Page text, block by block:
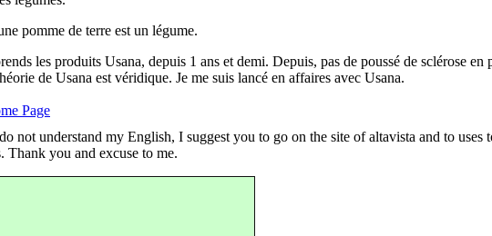
pomme de terre est un légume.
les produits Usana, depuis 1 ans et demi. Depuis, pas de poussé de sclérose en
de Usana est véridique. Je me suis lancé en affaires avec Usana.
Page
not understand my English, I suggest you to go on the site of altavista and to uses
Thank you and excuse to me.